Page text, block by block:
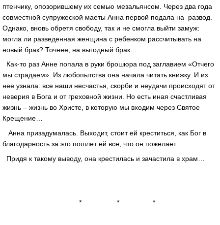
птенчику, опозорившему их семью мезальянсом. Через два года
совместной супружеской маеты Анна первой подала на развод.
Однако, вновь обретя свободу, так и не смогла выйти замуж:
могла ли разведенная женщина с ребенком рассчитывать на
новый брак? Точнее, на выгодный брак…
Как-то раз Анне попала в руки брошюра под заглавием «Отчего
мы страдаем». Из любопытства она начала читать книжку. И из
нее узнала: все наши несчастья, скорби и неудачи происходят от
неверия в Бога и от греховной жизни. Но есть иная счастливая
жизнь – жизнь во Христе, в которую мы входим через Святое
Крещение…
Анна призадумалась. Выходит, стоит ей креститься, как Бог в
благодарность за это пошлет ей все, что он пожелает…
Придя к такому выводу, она крестилась и зачастила в храм…
* * *